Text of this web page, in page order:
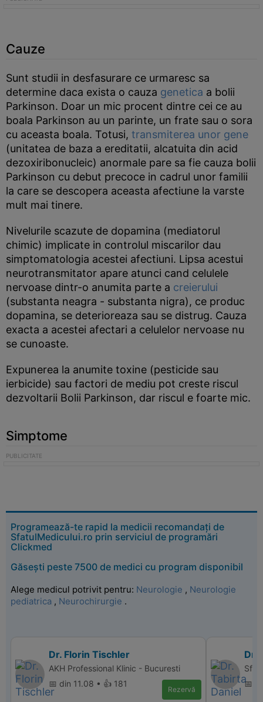
Cauze
Sunt studii in desfasurare ce urmaresc sa
determine daca exista o cauza genetica a bolii
Parkinson. Doar un mic procent dintre cei ce au
boala Parkinson au un parinte, un frate sau o sora
cu aceasta boala. Totusi, transmiterea unor gene
(unitatea de baza a ereditatii, alcatuita din acid
dezoxiribonucleic) anormale pare sa fie cauza bolii
Parkinson cu debut precoce in cadrul unor familii
la care se descopera aceasta afectiune la varste
mult mai tinere.
Nivelurile scazute de dopamina (mediatorul
chimic) implicate in controlul miscarilor dau
simptomatologia acestei afectiuni. Lipsa acestui
neurotransmitator apare atunci cand celulele
nervoase dintr-o anumita parte a creierului
(substanta neagra - substanta nigra), ce produc
dopamina, se deterioreaza sau se distrug. Cauza
exacta a acestei afectari a celulelor nervoase nu
se cunoaste.
Expunerea la anumite toxine (pesticide sau
ierbicide) sau factori de mediu pot creste riscul
dezvoltarii Bolii Parkinson, dar riscul e foarte mic.
Simptome
Programează-te rapid la medicii recomandați de
SfatulMedicului.ro prin serviciul de programări
Clickmed
Găsești peste 7500 de medici cu program disponibil
Alege medicul potrivit pentru: Neurologie , Neurologie
pediatrica , Neurochirurgie .
Dr. Florin Tischler
AKH Professional Klinic - Bucuresti
📅 din 11.08 • 👍 181
Rezervă
Dr.
📅